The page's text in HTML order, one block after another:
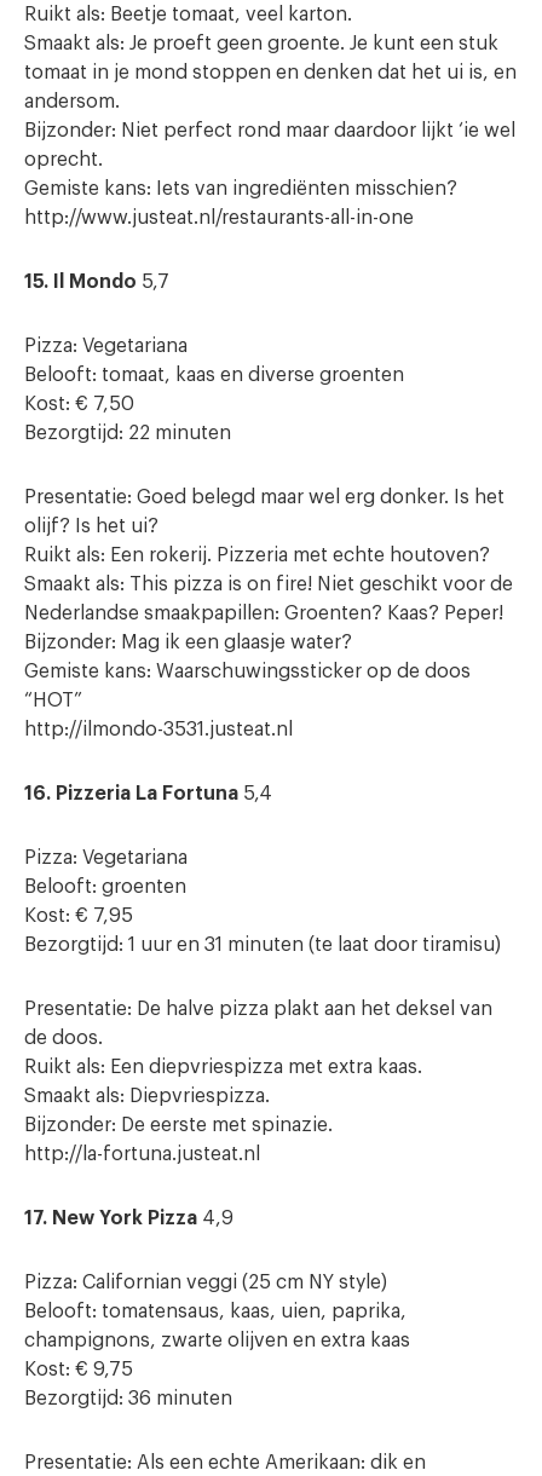
Ruikt als: Beetje tomaat, veel karton.
Smaakt als: Je proeft geen groente. Je kunt een stuk
tomaat in je mond stoppen en denken dat het ui is, en
andersom.
Bijzonder: Niet perfect rond maar daardoor lijkt ‘ie wel
oprecht.
Gemiste kans: Iets van ingrediënten misschien?
http://www.justeat.nl/restaurants-all-in-one
15. Il Mondo 5,7
Pizza: Vegetariana
Belooft: tomaat, kaas en diverse groenten
Kost: € 7,50
Bezorgtijd: 22 minuten
Presentatie: Goed belegd maar wel erg donker. Is het
olijf? Is het ui?
Ruikt als: Een rokerij. Pizzeria met echte houtoven?
Smaakt als: This pizza is on fire! Niet geschikt voor de
Nederlandse smaakpapillen: Groenten? Kaas? Peper!
Bijzonder: Mag ik een glaasje water?
Gemiste kans: Waarschuwingssticker op de doos
“HOT”
http://ilmondo-3531.justeat.nl
16. Pizzeria La Fortuna 5,4
Pizza: Vegetariana
Belooft: groenten
Kost: € 7,95
Bezorgtijd: 1 uur en 31 minuten (te laat door tiramisu)
Presentatie: De halve pizza plakt aan het deksel van
de doos.
Ruikt als: Een diepvriespizza met extra kaas.
Smaakt als: Diepvriespizza.
Bijzonder: De eerste met spinazie.
http://la-fortuna.justeat.nl
17. New York Pizza 4,9
Pizza: Californian veggi (25 cm NY style)
Belooft: tomatensaus, kaas, uien, paprika,
champignons, zwarte olijven en extra kaas
Kost: € 9,75
Bezorgtijd: 36 minuten
Presentatie: Als een echte Amerikaan: dik en